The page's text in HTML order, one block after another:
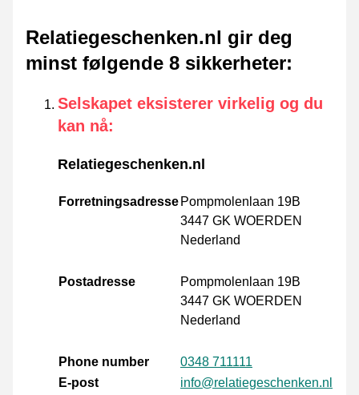
Relatiegeschenken.nl gir deg
minst følgende 8 sikkerheter:
Selskapet eksisterer virkelig og du
kan nå:
Relatiegeschenken.nl
Forretningsadresse Pompmolenlaan 19B
3447 GK WOERDEN
Nederland
Postadresse
Pompmolenlaan 19B
3447 GK WOERDEN
Nederland
Phone number
0348 711111
E-post
info@relatiegeschenken.nl